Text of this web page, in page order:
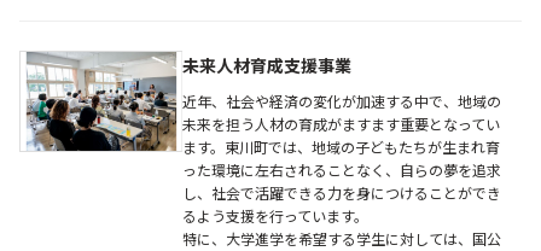
未来人材育成支援事業
近年、社会や経済の変化が加速する中で、地域の
未来を担う人材の育成がますます重要となってい
ます。東川町では、地域の子どもたちが生まれ育
った環境に左右されることなく、自らの夢を追求
し、社会で活躍できる力を身につけることができ
るよう支援を行っています。
特に、大学進学を希望する学生に対しては、国公